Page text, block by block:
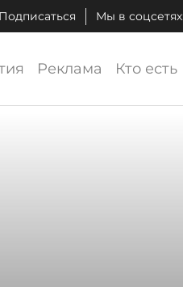
Подписаться Мы в соцсетях:
Реклама Кто есть